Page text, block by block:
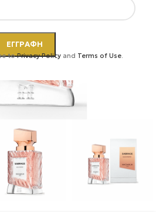
toPrivacy Policy and Terms of Use.